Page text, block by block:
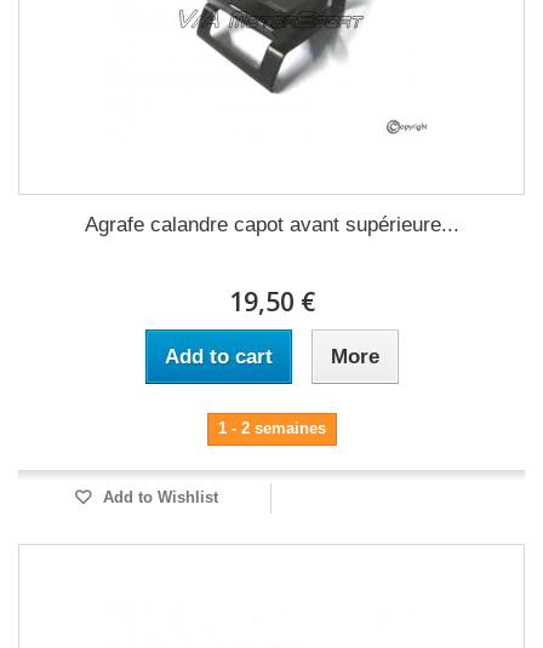
Agrafe calandre capot avant supérieure...
19,50 €
Add to cart More
1 - 2 semaines
Add to Wishlist